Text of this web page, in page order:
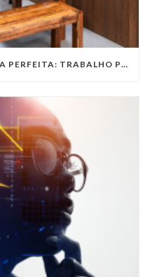
ENCONTRANDO A FÓRMULA PERFEITA: TRABALHO PRESENCIAL, HOME OFFICE OU TRABALHO HÍBRIDO?